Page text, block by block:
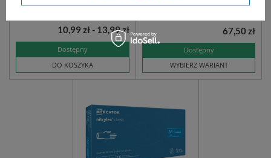
Dostępny
DO KOSZYKA
10,99 zł - 13,99 zł
Dostępny
WYBIERZ WARIANT
67,50 zł